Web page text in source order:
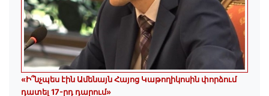
«Ի՞նչպես էին Ամենայն Հայոց Կաթողիկոսին փորձում
դատել 17-րդ դարում»